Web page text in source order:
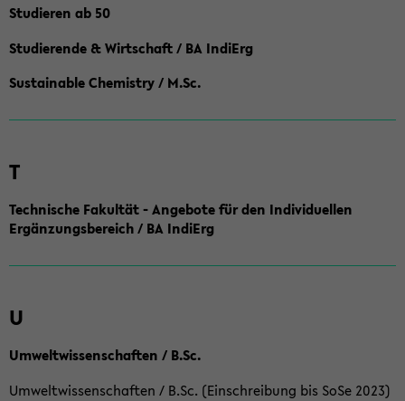
Studieren ab 50
Studierende & Wirtschaft / BA IndiErg
Sustainable Chemistry / M.Sc.
T
Technische Fakultät - Angebote für den Individuellen
Ergänzungsbereich / BA IndiErg
U
Umweltwissenschaften / B.Sc.
Umweltwissenschaften / B.Sc. (Einschreibung bis SoSe 2023)